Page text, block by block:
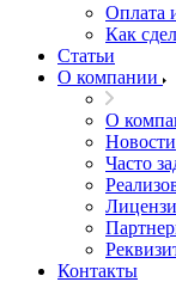
Оплата
Как
Статьи
О компании
О
Новости
Часто
Контакты